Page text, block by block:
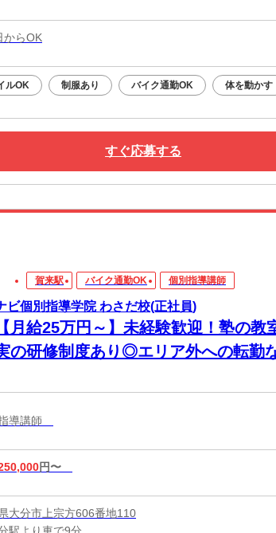
からOK
ルOK 制服あり バイク通勤OK 体を動かす
すぐ応募する
賀来駅 バイク通勤OK 個別指導講師
ビ個別指導学院 わさだ校(正社員)
【月給25万円～】未経験歓迎！塾の
の研修制度あり◎エリア外への転勤
導講師
円〜
大分市上宗方606番地110